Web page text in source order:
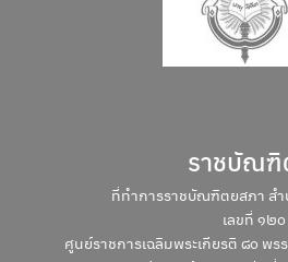
ราชบัณฑิ
ที่ทำการราชบัณฑิตยสภา ส
เลขที่ ๑๒
ศูนย์ราชการเฉลิมพระเกียรติ ๘๐ พ